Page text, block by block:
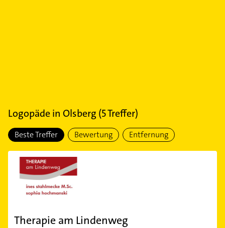
Logopädein Olsberg (5Treffer)
Beste Treffer Bewertung Entfernung
Therapie am Lindenweg